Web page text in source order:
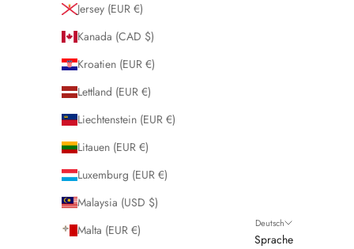
Jersey (EUR €)
Kanada (CAD $)
Kroatien (EUR €)
Lettland (EUR €)
Liechtenstein (EUR €)
Litauen (EUR €)
Luxemburg (EUR €)
Malaysia (USD $)
Malta (EUR €)
Deutsch
Sprache